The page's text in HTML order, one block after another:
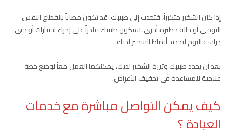
إذا كان الشخير متكرراً، فتحدث إلى طبيبك. قد تكون مصاباً بانقطاع النفس
النومي أو حالة خطيرة أخرى. سيكون طبيبك قادراً على إجراء اختبارات أو حتى
دراسة النوم لتحديد أنماط الشخير لديك.
بعد أن يحدد طبيبك وتيرة الشخير لديك، يمكنكما العمل معاً لوضع خطة
علاجية للمساعدة في تخفيف الأعراض.
كيف يمكن التواصل مباشرة مع خدمات
العيادة ؟